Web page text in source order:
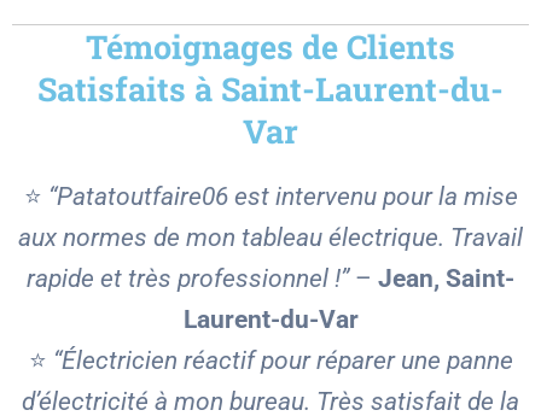
Témoignages de Clients
Satisfaits à Saint-Laurent-du-
Var
⭐ “Patatoutfaire06 est intervenu pour la mise
aux normes de mon tableau électrique. Travail
rapide et très professionnel !”– Jean, Saint-
Laurent-du-Var
⭐ “Électricien réactif pour réparer une panne
d’électricité à mon bureau. Très satisfait de la